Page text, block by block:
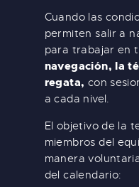
Cuando las
permiten salir a
para trabajar en
navegación, la
regata, con
a cada nivel.
El objetivo de la
miembros del
manera
del calendario: